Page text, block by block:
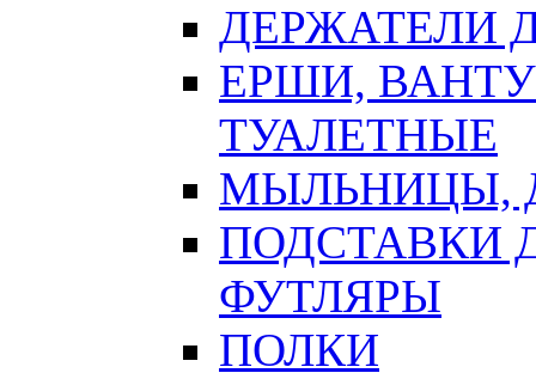
ДЕРЖАТЕЛИ
ЕРШИ,
ТУАЛЕТНЫЕ
МЫЛЬНИЦЫ,
ПОДСТАВКИ
ФУТЛЯРЫ
ПОЛКИ